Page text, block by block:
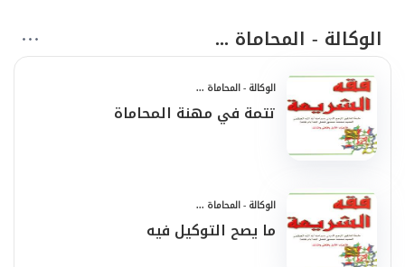
الوكالة - المحاماة ...
الوكالة - المحاماة ...
تتمة في مهنة المحاماة
الوكالة - المحاماة ...
ما يصح التوكيل فيه